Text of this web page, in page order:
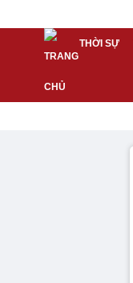
THỜI SỰ